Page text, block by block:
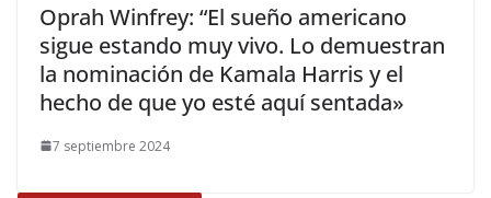
​Oprah Winfrey: “El sueño americano
sigue estando muy vivo. Lo demuestran
la nominación de Kamala Harris y el
hecho de que yo esté aquí sentada»
7 septiembre 2024